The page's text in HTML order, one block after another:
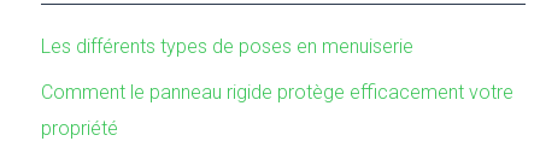
Les différents types de poses en menuiserie
Comment le panneau rigide protège efficacement votre
propriété